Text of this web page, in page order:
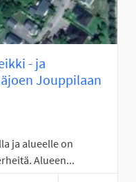
- ja
Jouppilaan
ja alueelle on
Alueen...